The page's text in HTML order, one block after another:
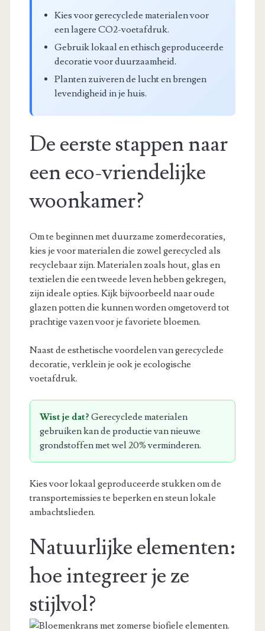
Kies voor gerecyclede materialen voor
een lagere CO2-voetafdruk.
Gebruik lokaal en ethisch geproduceerde
decoratie voor duurzaamheid.
Planten zuiveren de lucht en brengen
levendigheid in je huis.
De eerste stappen naar
een eco-vriendelijke
woonkamer?
Om te beginnen met duurzame zomerdecoraties,
kies je voor materialen die zowel gerecycled als
recyclebaar zijn. Materialen zoals hout, glas en
textielen die een tweede leven hebben gekregen,
zijn ideale opties. Kijk bijvoorbeeld naar oude
glazen potten die kunnen worden omgetoverd tot
prachtige vazen voor je favoriete bloemen.
Naast de esthetische voordelen van gerecyclede
decoratie, verklein je ook je ecologische
voetafdruk.
Wist je dat? Gerecyclede materialen
gebruiken kan de productie van nieuwe
grondstoffen met wel 20% verminderen.
Kies voor lokaal geproduceerde stukken om de
transportemissies te beperken en steun lokale
ambachtslieden.
Natuurlijke elementen:
hoe integreer je ze
stijlvol?